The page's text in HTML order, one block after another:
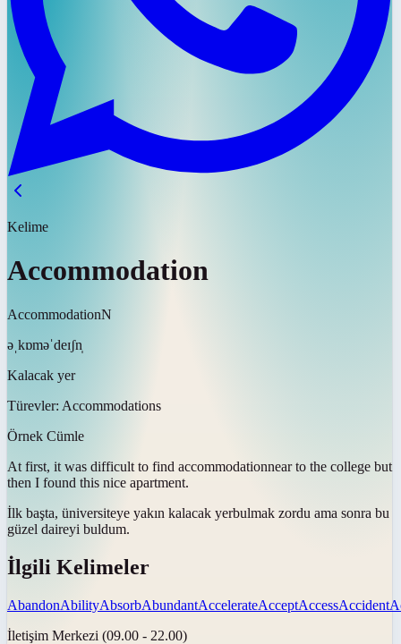
Kelime
Accommodation
AccommodationN
əˌkɒməˈdeɪʃn̩
Kalacak yer
Türevler: Accommodations
Örnek Cümle
At first, it was difficult to find accommodationnear to the college but
then I found this nice apartment.
İlk başta, üniversiteye yakın kalacak yerbulmak zordu ama sonra bu
güzel daireyi buldum.
İlgili Kelimeler
AbandonAbilityAbsorbAbundantAccelerateAcceptAccessAccident
İletişim Merkezi (09.00 - 22.00)